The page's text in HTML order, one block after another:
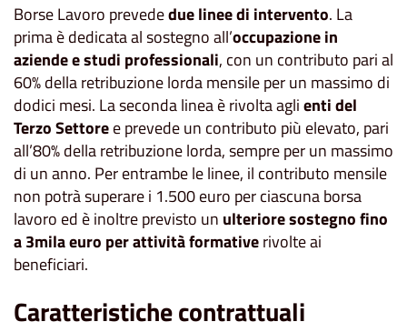
Borse Lavoro prevededue linee di intervento. La
prima è dedicata al sostegno all’occupazione in
aziende e studi professionali, con un contributo pari al
60% della retribuzione lorda mensile per un massimo di
dodici mesi. La seconda linea è rivolta aglienti del
Terzo Settoree prevede un contributo più elevato, pari
all’80% della retribuzione lorda, sempre per un massimo
di un anno. Per entrambe le linee, il contributo mensile
non potrà superare i 1.500 euro per ciascuna borsa
lavoro ed è inoltre previsto un ulteriore sostegno fino
a 3mila euro per attività formativerivolte ai
beneficiari.
Caratteristiche contrattuali